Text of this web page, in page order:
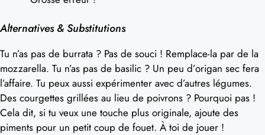
Alternatives & Substitutions
Tu n’as pas de burrata ? Pas de souci ! Remplace-la par de la
mozzarella. Tu n’as pas de basilic ? Un peu d’origan sec fera
l’affaire. Tu peux aussi expérimenter avec d’autres légumes.
Des courgettes grillées au lieu de poivrons ? Pourquoi pas !
Cela dit, si tu veux une touche plus originale, ajoute des
piments pour un petit coup de fouet. À toi de jouer !